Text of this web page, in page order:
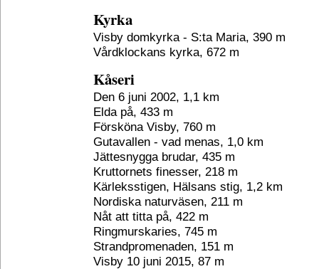
Kyrka
Visby domkyrka - S:ta Maria, 390 m
Vårdklockans kyrka, 672 m
Kåseri
Den 6 juni 2002, 1,1 km
Elda på, 433 m
Försköna Visby, 760 m
Gutavallen - vad menas, 1,0 km
Jättesnygga brudar, 435 m
Kruttornets finesser, 218 m
Kärleksstigen, Hälsans stig, 1,2 km
Nordiska naturväsen, 211 m
Nåt att titta på, 422 m
Ringmurskaries, 745 m
Strandpromenaden, 151 m
Visby 10 juni 2015, 87 m